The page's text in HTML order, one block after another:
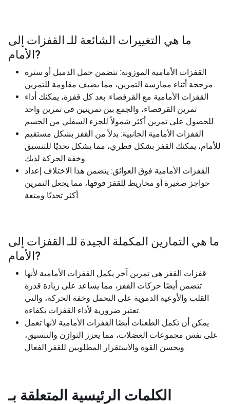
ما هي التغييرات الشائعة للـ القفزات إلى
الأمام?
القفزات الأمامية الموزونة: تتضمن حمل الدمبل أو سترة
مرجحة أثناء ممارسة التمرين، مما يضيف مقاومة للتمرين.
القفزات الأمامية مع القرفصاء: بعد كل قفزة، يمكنك أداء
تمرين القرفصاء، والجمع بين تمرينين في تمرين واحد
للحصول على تمرين أكثر شمولاً للجزء السفلي من الجسم.
القفزات الأمامية الجانبية: بدلاً من القفز بشكل مستقيم
للأمام، يمكنك القفز بشكل قطري، مما يشكل تحديًا للتنسيق
وخفة الحركة لديك.
القفزات الأمامية فوق العوائق: يتضمن هذا الاختلاف إعداد
حواجز صغيرة أو مخاريط للقفز فوقها، مما يجعل التمرين
أكثر تحديًا ومتعة.
ما هي التمارين المكملة الجيدة للـ القفزات إلى
الأمام?
قفزات القفز هي تمرين آخر يكمل القفزات الأمامية لأنها
تتضمن أيضًا حركات القفز، مما يساعد على زيادة قدرة
القلب والأوعية الدموية على التحمل وخفة الحركة، والتي
تعتبر ضرورية لأداء القفزات بكفاءة.
يمكن أن تكمل الطعنات أيضًا القفزات الأمامية لأنها تعمل
على نفس مجموعات العضلات، مما يعزز التوازن والتنسيق،
ويحسن القوة والاستقرار المطلوبين للقفز الفعال.
الكلمات الرئيسية المتعلقة بـ